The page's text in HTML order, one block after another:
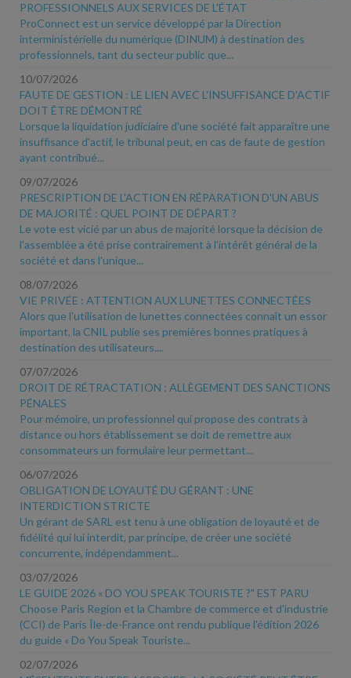
PROFESSIONNELS AUX SERVICES DE L'ÉTAT
ProConnect est un service développé par la Direction
interministérielle du numérique (DINUM) à destination des
professionnels, tant du secteur public que...
10/07/2026
FAUTE DE GESTION : LE LIEN AVEC L'INSUFFISANCE D'ACTIF
DOIT ÊTRE DÉMONTRÉ
Lorsque la liquidation judiciaire d'une société fait apparaître une
insuffisance d'actif, le tribunal peut, en cas de faute de gestion
ayant contribué...
09/07/2026
PRESCRIPTION DE L'ACTION EN RÉPARATION D'UN ABUS
DE MAJORITÉ : QUEL POINT DE DÉPART ?
Le vote est vicié par un abus de majorité lorsque la décision de
l'assemblée a été prise contrairement à l'intérêt général de la
société et dans l'unique...
08/07/2026
VIE PRIVÉE : ATTENTION AUX LUNETTES CONNECTÉES
Alors que l'utilisation de lunettes connectées connaît un essor
important, la CNIL publie ses premières bonnes pratiques à
destination des utilisateurs....
07/07/2026
DROIT DE RÉTRACTATION : ALLÈGEMENT DES SANCTIONS
PÉNALES
Pour mémoire, un professionnel qui propose des contrats à
distance ou hors établissement se doit de remettre aux
consommateurs un formulaire leur permettant...
06/07/2026
OBLIGATION DE LOYAUTÉ DU GÉRANT : UNE
INTERDICTION STRICTE
Un gérant de SARL est tenu à une obligation de loyauté et de
fidélité qui lui interdit, par principe, de créer une société
concurrente, indépendamment...
03/07/2026
LE GUIDE 2026 « DO YOU SPEAK TOURISTE ?" EST PARU
Choose Paris Region et la Chambre de commerce et d'industrie
(CCI) de Paris Île-de-France ont rendu publique l'édition 2026
du guide « Do You Speak Touriste...
02/07/2026